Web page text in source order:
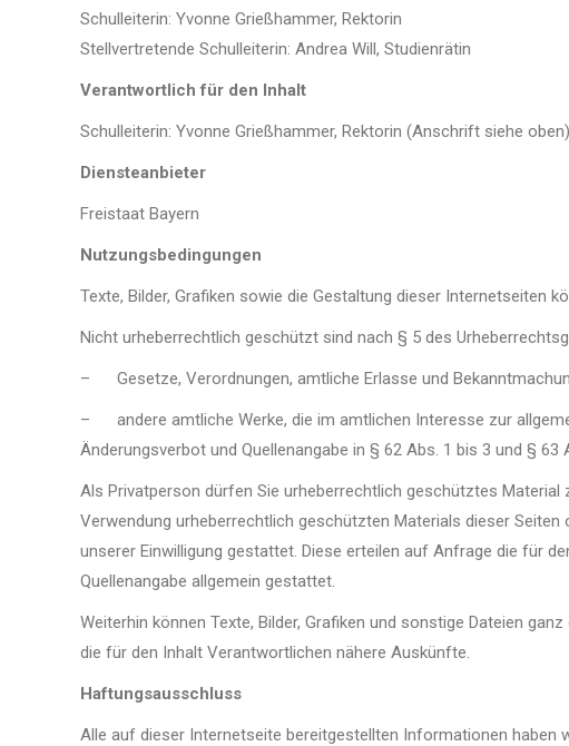
Schulleiterin: Yvonne Grießhammer, Rektorin
Stellvertretende Schulleiterin: Andrea Will, Studienrätin
Verantwortlich für den Inhalt
Schulleiterin: Yvonne Grießhammer, Rektorin (Anschrift siehe oben)
Diensteanbieter
Freistaat Bayern
Nutzungsbedingungen
Texte, Bilder, Grafiken sowie die Gestaltung dieser Internetseiten
Nicht urheberrechtlich geschützt sind nach § 5 des
– Gesetze, Verordnungen, amtliche Erlasse und
– andere amtliche Werke, die im amtlichen Interesse zur
Änderungsverbot und Quellenangabe in § 62 Abs. 1 bis 3 und §
Als Privatperson dürfen Sie urheberrechtlich geschütztes Material
Verwendung urheberrechtlich geschützten Materials dieser
unserer Einwilligung gestattet. Diese erteilen auf Anfrage die für
Quellenangabe allgemein gestattet.
Weiterhin können Texte, Bilder, Grafiken und sonstige Dateien
die für den Inhalt Verantwortlichen nähere Auskünfte.
Haftungsausschluss
Alle auf dieser Internetseite bereitgestellten Informationen haben